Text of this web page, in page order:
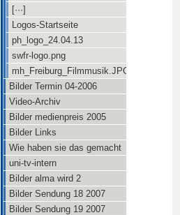
[···]
Logos-Startseite
ph_logo_24.04.13
swfr-logo.png
mh_Freiburg_Filmmusik.JPG
Bilder Termin 04-2006
Video-Archiv
Bilder medienpreis 2005
Bilder Links
Wie haben sie das gemacht
uni-tv-intern
Bilder alma wird 2
Bilder Sendung 18 2007
Bilder Sendung 19 2007